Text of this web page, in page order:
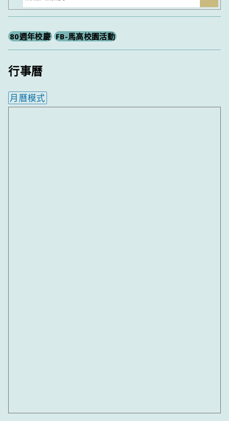
尋
80週年校慶 FB-馬高校園活動
行事曆
月曆模式